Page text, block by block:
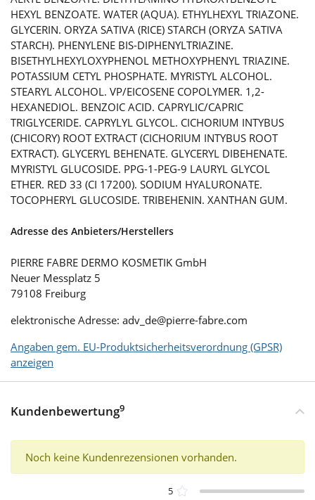
HEXYL BENZOATE. WATER (AQUA). ETHYLHEXYL TRIAZONE.
GLYCERIN. ORYZA SATIVA (RICE) STARCH (ORYZA SATIVA
STARCH). PHENYLENE BIS-DIPHENYLTRIAZINE.
BISETHYLHEXYLOXYPHENOL METHOXYPHENYL TRIAZINE.
POTASSIUM CETYL PHOSPHATE. MYRISTYL ALCOHOL.
STEARYL ALCOHOL. VP/EICOSENE COPOLYMER. 1,2-
HEXANEDIOL. BENZOIC ACID. CAPRYLIC/CAPRIC
TRIGLYCERIDE. CAPRYLYL GLYCOL. CICHORIUM INTYBUS
(CHICORY) ROOT EXTRACT (CICHORIUM INTYBUS ROOT
EXTRACT). GLYCERYL BEHENATE. GLYCERYL DIBEHENATE.
MYRISTYL GLUCOSIDE. PPG-1-PEG-9 LAURYL GLYCOL
ETHER. RED 33 (CI 17200). SODIUM HYALURONATE.
TOCOPHERYL GLUCOSIDE. TRIBEHENIN. XANTHAN GUM.
Adresse des Anbieters/Herstellers
PIERRE FABRE DERMO KOSMETIK GmbH
Neuer Messplatz 5
79108 Freiburg
elektronische Adresse: adv_de@pierre-fabre.com
Angaben gem. EU-Produktsicherheitsverordnung (GPSR)
anzeigen
Kundenbewertung9
Noch keine Kundenrezensionen vorhanden.
5